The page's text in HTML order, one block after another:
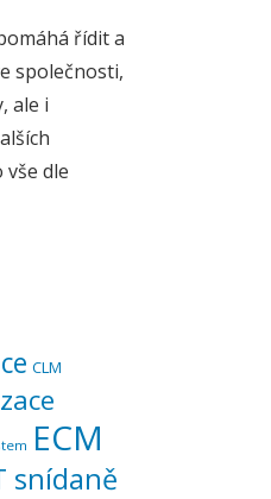
řídit a
společnosti,
ale i
vše dle
CLM
ECM
snídaně